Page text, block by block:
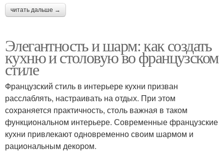
читать дальше →
Элегантность и шарм: как создать
кухню и столовую во французском
стиле
Французский стиль в интерьере кухни призван
расслаблять, настраивать на отдых. При этом
сохраняется практичность, столь важная в таком
функциональном интерьере. Современные французские
кухни привлекают одновременно своим шармом и
рациональным декором.